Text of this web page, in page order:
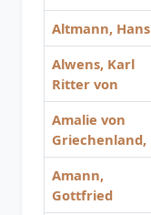
Altmann, Hans
Alwens, Karl
Ritter von
Amalie von
Griechenland,
Amann,
Gottfried